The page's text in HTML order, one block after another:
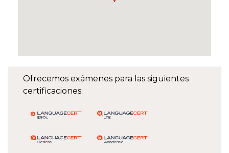
Ofrecemos exámenes para las siguientes
certificaciones: